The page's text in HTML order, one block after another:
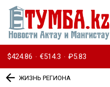
$424.86 · €514.3 · ₽5.83
ЖИЗНЬ РЕГИОНА